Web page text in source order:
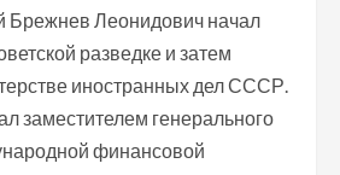
Брежнев Леонидович начал
разведке и затем
иностранных дел СССР.
заместителем генерального
финансовой